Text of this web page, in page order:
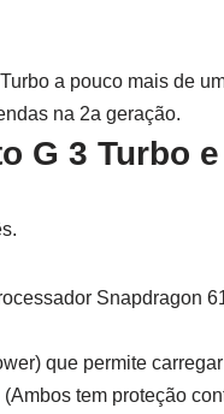
a pouco mais de
na 2a geração.
G 3 Turbo
Snapdragon
que permite
tem proteção